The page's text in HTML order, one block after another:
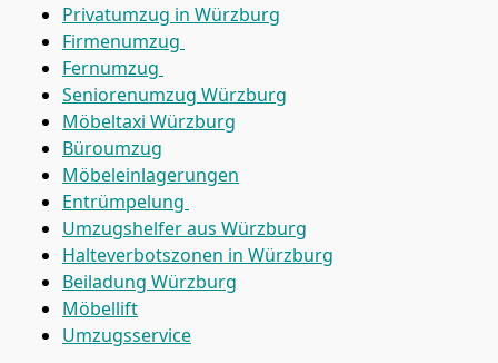
Privatumzug in Würzburg
Firmenumzug
Fernumzug
Seniorenumzug Würzburg
Möbeltaxi Würzburg
Büroumzug
Möbeleinlagerungen
Entrümpelung
Umzugshelfer aus Würzburg
Halteverbotszonen in Würzburg
Beiladung Würzburg
Möbellift
Umzugsservice